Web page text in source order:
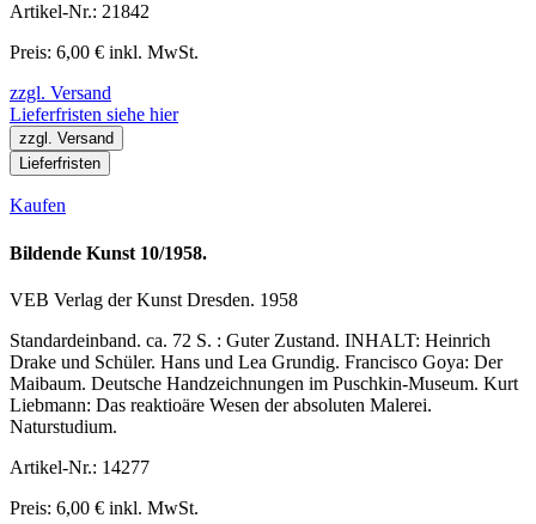
Artikel-Nr.: 21842
Preis: 6,00 € inkl. MwSt.
zzgl. Versand
Lieferfristen siehe hier
zzgl. Versand
Lieferfristen
Kaufen
Bildende Kunst 10/1958.
VEB Verlag der Kunst Dresden. 1958
Standardeinband. ca. 72 S. : Guter Zustand. INHALT: Heinrich
Drake und Schüler. Hans und Lea Grundig. Francisco Goya: Der
Maibaum. Deutsche Handzeichnungen im Puschkin-Museum. Kurt
Liebmann: Das reaktioäre Wesen der absoluten Malerei.
Naturstudium.
Artikel-Nr.: 14277
Preis: 6,00 € inkl. MwSt.